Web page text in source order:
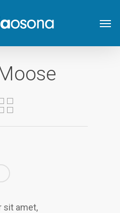
sit amet,